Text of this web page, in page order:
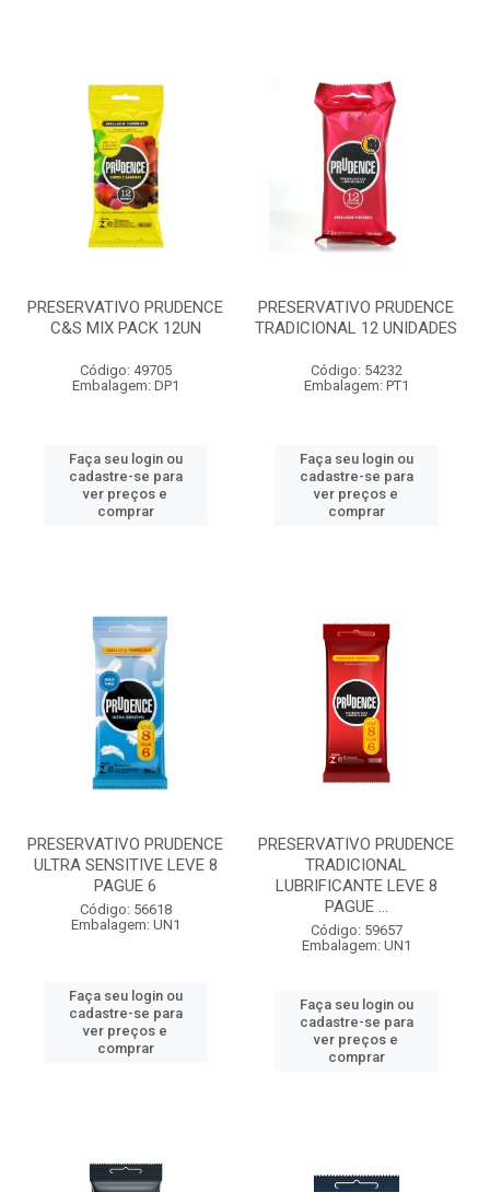
PRESERVATIVO PRUDENCE
C&S MIX PACK 12UN
Código: 49705
Embalagem: DP1
Faça seu login ou
cadastre-se para
ver preços e
comprar
PRESERVATIVO PRUDENCE
TRADICIONAL 12 UNIDADES
Código: 54232
Embalagem: PT1
Faça seu login ou
cadastre-se para
ver preços e
comprar
PRESERVATIVO PRUDENCE
ULTRA SENSITIVE LEVE 8
PAGUE 6
Código: 56618
Embalagem: UN1
Faça seu login ou
cadastre-se para
ver preços e
comprar
PRESERVATIVO PRUDENCE
TRADICIONAL
LUBRIFICANTE LEVE 8
PAGUE ...
Código: 59657
Embalagem: UN1
Faça seu login ou
cadastre-se para
ver preços e
comprar